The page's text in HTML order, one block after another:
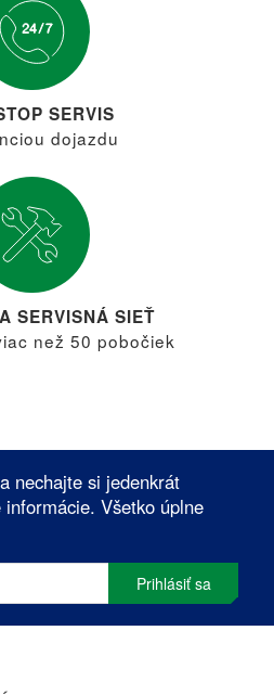
SERVIS
dojazdu
SERVISNÁ SIEŤ
než 50 pobočiek
nechajte si jedenkrát
Všetko úplne
Prihlásiť sa